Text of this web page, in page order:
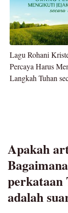
lebih dari
Tuhan
Tuhan?
jawabannya?
di tengah-
apakah
dimaksud
kaki-Nya?
Nya ke bumi
Lagu Rohani
Percaya Harus
Langkah Tuhan
Apakah
perkataan
adalah